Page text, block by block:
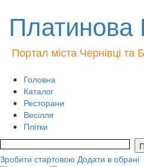
Платинова
Портал міста Чернівці та
Головна
Каталог
Ресторани
Весілля
Плітки
Зробити стартовою Додати в обрані